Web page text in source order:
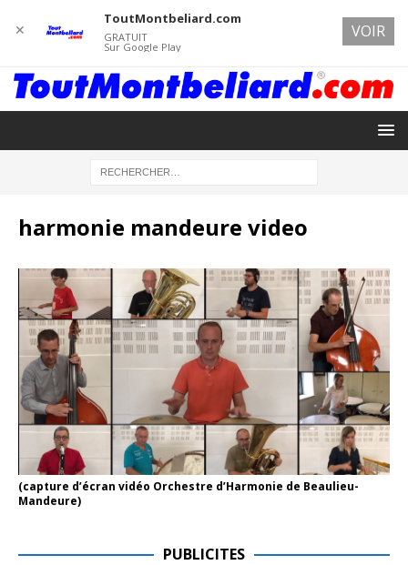
harmonie mandeure video
(capture d’écran vidéo Orchestre d’Harmonie de Beaulieu-
Mandeure)
PUBLICITES
✕
ToutMontbeliard.com
GRATUIT
Sur Google Play
VOIR